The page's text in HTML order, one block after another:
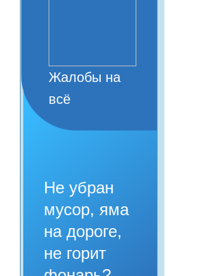
Жалобы на
всё
Не убран
мусор, яма
на дороге,
не горит